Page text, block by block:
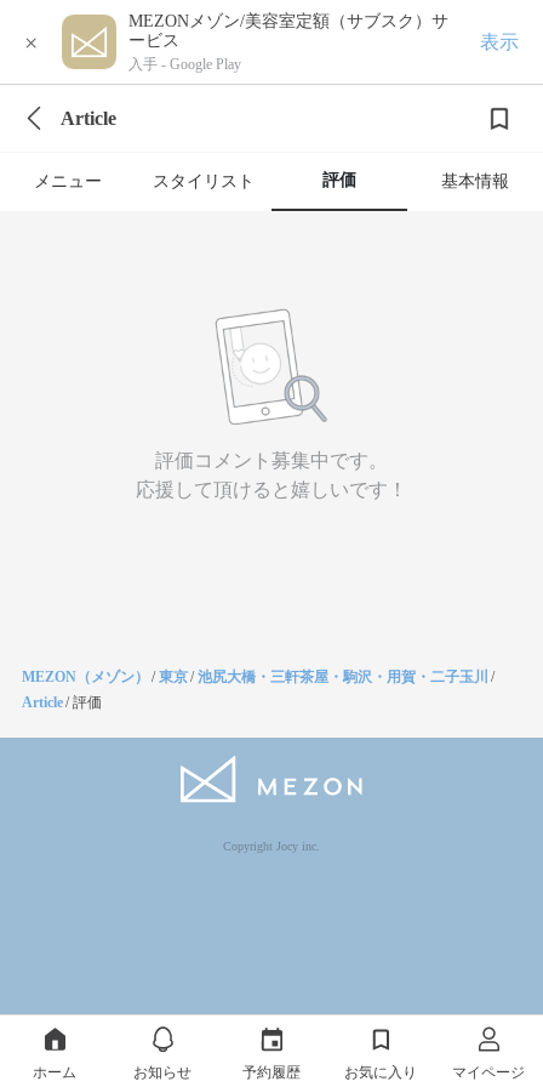
×
MEZONメゾン/美容室定額（サブスク）サ
ービス
入手 - Google Play
表示
Article
メニュー スタイリスト 評価 基本情報
評価コメント募集中です。
応援して頂けると嬉しいです！
MEZON（メゾン） /東京/池尻大橋・三軒茶屋・駒沢・用賀・二子玉川 /
Article/評価
Copyright Jocy inc.
ホーム お知らせ 予約履歴 お気に入り マイページ